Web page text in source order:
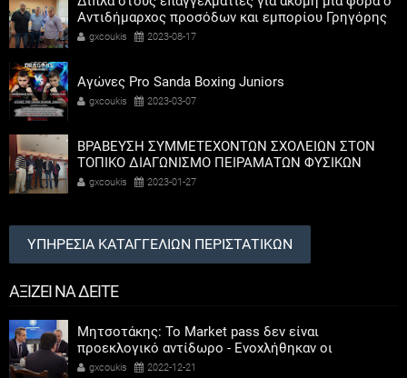
Αντιδήμαρχος προσόδων και εμπορίου Γρηγόρης
Καψοκόλης
gxcoukis 2023-08-17
Αγώνες Pro Sanda Boxing Juniors
gxcoukis 2023-03-07
ΒΡΑΒΕΥΣΗ ΣΥΜΜΕΤΕΧΟΝΤΩΝ ΣΧΟΛΕΙΩΝ ΣΤΟΝ
ΤΟΠΙΚΟ ΔΙΑΓΩΝΙΣΜΟ ΠΕΙΡΑΜΑΤΩΝ ΦΥΣΙΚΩΝ
ΕΠΙΣΤΗΜΩΝ
gxcoukis 2023-01-27
ΥΠΗΡΕΣΙΑ ΚΑΤΑΓΓΕΛΙΩΝ ΠΕΡΙΣΤΑΤΙΚΩΝ
ΑΞΙΖΕΙ ΝΑ ΔΕΙΤΕ
Μητσοτάκης: Το Market pass δεν είναι
προεκλογικό αντίδωρο - Ενοχλήθηκαν οι
αριστεροί του χαβιαριού
gxcoukis 2022-12-21